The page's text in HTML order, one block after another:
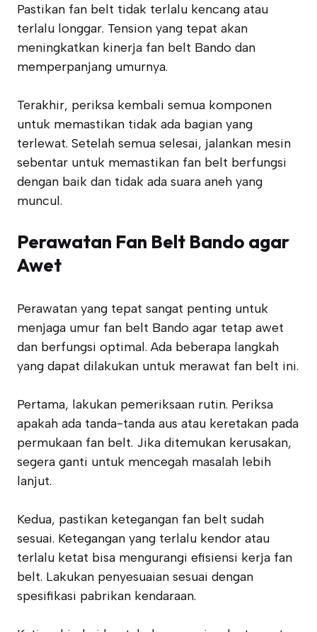
Pastikan fan belt tidak terlalu kencang atau
terlalu longgar. Tension yang tepat akan
meningkatkan kinerja fan belt Bando dan
memperpanjang umurnya.
Terakhir, periksa kembali semua komponen
untuk memastikan tidak ada bagian yang
terlewat. Setelah semua selesai, jalankan mesin
sebentar untuk memastikan fan belt berfungsi
dengan baik dan tidak ada suara aneh yang
muncul.
Perawatan Fan Belt Bando agar
Awet
Perawatan yang tepat sangat penting untuk
menjaga umur fan belt Bando agar tetap awet
dan berfungsi optimal. Ada beberapa langkah
yang dapat dilakukan untuk merawat fan belt ini.
Pertama, lakukan pemeriksaan rutin. Periksa
apakah ada tanda-tanda aus atau keretakan pada
permukaan fan belt. Jika ditemukan kerusakan,
segera ganti untuk mencegah masalah lebih
lanjut.
Kedua, pastikan ketegangan fan belt sudah
sesuai. Ketegangan yang terlalu kendor atau
terlalu ketat bisa mengurangi efisiensi kerja fan
belt. Lakukan penyesuaian sesuai dengan
spesifikasi pabrikan kendaraan.